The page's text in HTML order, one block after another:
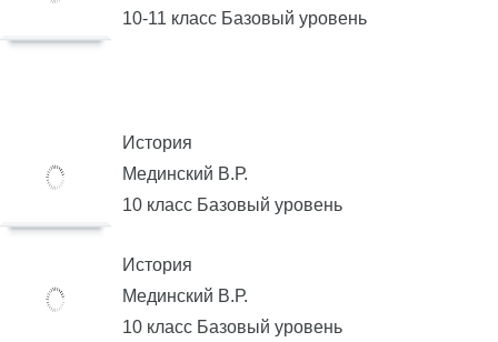
10-11 класс Базовый уровень
История
Мединский В.Р.
10 класс Базовый уровень
История
Мединский В.Р.
10 класс Базовый уровень